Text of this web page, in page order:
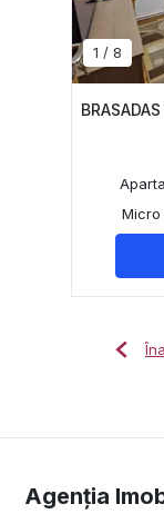
1 / 8
Micro
Agenția